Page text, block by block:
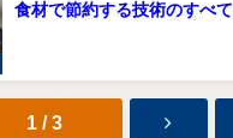
食材で節約する技術のすべて
1 / 3